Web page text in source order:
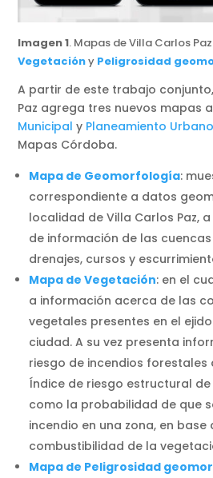
Imagen 1. Mapas de Villa Carlos
Vegetacióny Peligrosidad
A partir de este trabajo
Paz agrega tres nuevos mapas
Municipal y Planeamiento
Mapas Córdoba.
Mapa de Geomorfología:
correspondiente a datos
localidad de Villa Carlos Paz,
de información de las
drenajes, cursos y
Mapa de Vegetación: en el
a información acerca de las
vegetales presentes en el
ciudad. A su vez presenta
riesgo de incendios forestales
Índice de riesgo estructural
como la probabilidad de que
incendio en una zona, en
combustibilidad de la
Mapa de Peligrosidad